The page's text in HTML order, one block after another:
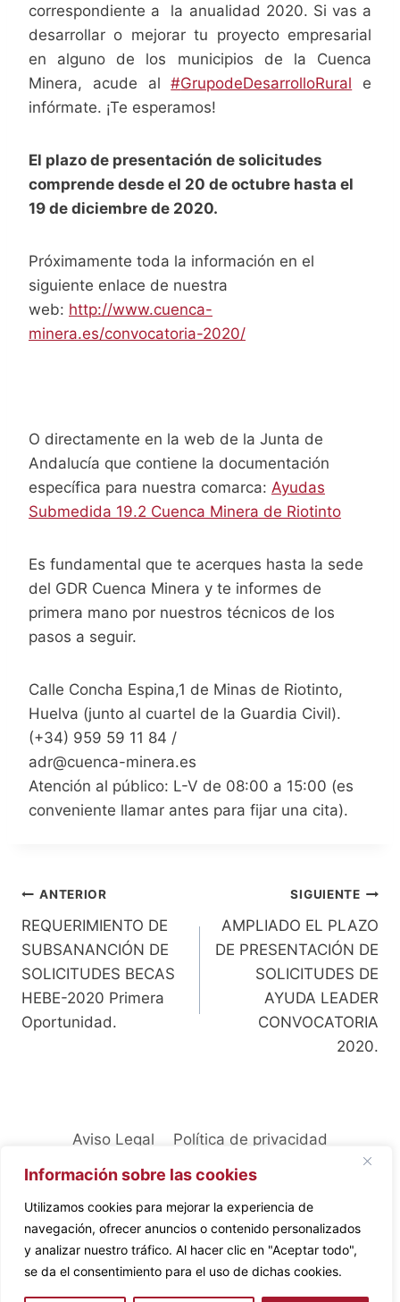
Información sobre las cookies
Utilizamos cookies para mejorar la experiencia de
navegación, ofrecer anuncios o contenido personalizados
y analizar nuestro tráfico. Al hacer clic en "Aceptar todo",
se da el consentimiento para el uso de dichas cookies.
correspondiente a la anualidad 2020. Si vas a
desarrollar o mejorar tu proyecto empresarial
en alguno de los municipios de la Cuenca
Minera, acude al#GrupodeDesarrolloRural e
infórmate. ¡Te esperamos!
El plazo de presentación de solicitudes
comprende desde el 20 de octubre hasta el
19 de diciembre de 2020.
Próximamente toda la información en el
siguiente enlace de nuestra
web: http://www.cuenca-
minera.es/convocatoria-2020/
O directamente en la web de la Junta de
Andalucía que contiene la documentación
específica para nuestra comarca: Ayudas
Submedida 19.2 Cuenca Minera de Riotinto
Es fundamental que te acerques hasta la sede
del GDR Cuenca Minera y te informes de
primera mano por nuestros técnicos de los
pasos a seguir.
Calle Concha Espina,1 de Minas de Riotinto,
Huelva (junto al cuartel de la Guardia Civil).
(+34) 959 59 11 84 /
adr@cuenca-minera.es
Atención al público: L-V de 08:00 a 15:00 (es
conveniente llamar antes para fijar una cita).
Navegación
de
entradas
ANTERIOR
REQUERIMIENTO DE
SUBSANANCIÓN DE
SOLICITUDES BECAS
HEBE-2020 Primera
Oportunidad.
SIGUIENTE
AMPLIADO EL PLAZO
DE PRESENTACIÓN DE
SOLICITUDES DE
AYUDA LEADER
CONVOCATORIA
2020.
Aviso Legal
Política de privacidad
Política de cookies